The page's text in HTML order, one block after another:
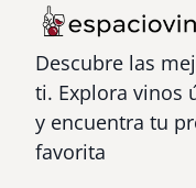
Descubre las
ti. Explora vinos
y encuentra tu
favorita